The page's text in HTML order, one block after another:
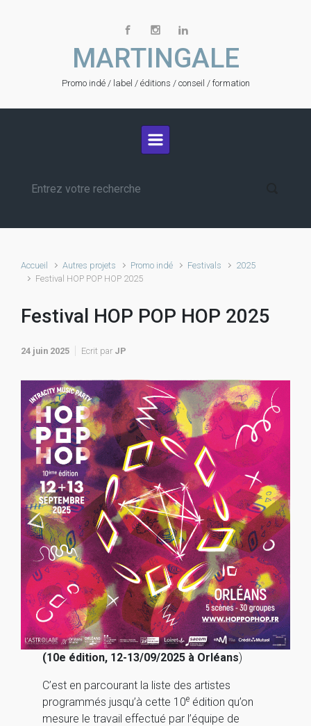
MARTINGALE
Promo indé / label / éditions / conseil / formation
Accueil Autres projets Promo indé Festivals
2025
Festival HOP POP HOP 2025
Festival HOP POP HOP 2025
24 juin 2025 Ecrit par JP
(10e édition, 12-13/09/2025 à Orléans)
C’est en parcourant la liste des artistes
programmés jusqu’à cette 10e édition qu’on
mesure le travail effectué par l’équipe de